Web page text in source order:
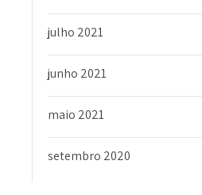
julho 2021
junho 2021
maio 2021
setembro 2020